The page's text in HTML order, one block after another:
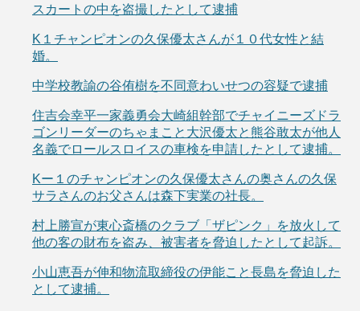
スカートの中を盗撮したとして逮捕
K１チャンピオンの久保優太さんが１０代女性と結
婚。
中学校教諭の谷侑樹を不同意わいせつの容疑で逮捕
住吉会幸平一家義勇会大崎組幹部でチャイニーズドラ
ゴンリーダーのちゃまこと大沢優太と熊谷敢太が他人
名義でロールスロイスの車検を申請したとして逮捕。
Kー１のチャンピオンの久保優太さんの奥さんの久保
サラさんのお父さんは森下実業の社長。
村上勝宣が東心斎橋のクラブ「ザピンク」を放火して
他の客の財布を盗み、被害者を脅迫したとして起訴。
小山恵吾が伸和物流取締役の伊能こと長島を脅迫した
として逮捕。